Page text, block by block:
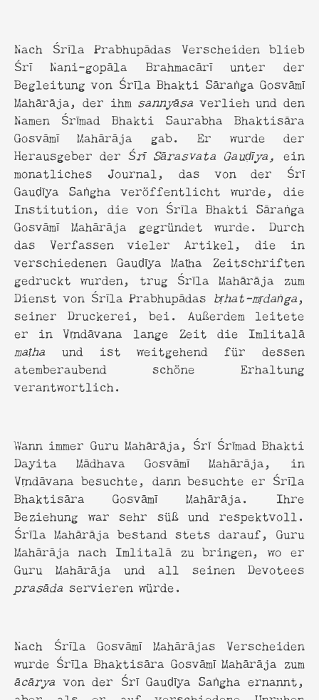
Nach Śrīla Prabhupādas Verscheiden blieb
Śrī Nani-gopāla Brahmacārī unter der
Begleitung von Śrīla Bhakti Sāraṅga Gosvāmī
Mahārāja, der ihm sannyāsaverlieh und den
Namen Śrīmad Bhakti Saurabha Bhaktisāra
Gosvāmī Mahārāja gab. Er wurde der
Herausgeber der Śrī Sārasvata Gauḍīya, ein
monatliches Journal, das von der Śrī
Gauḍīya Saṅgha veröffentlicht wurde, die
Institution, die von Śrīla Bhakti Sāraṅga
Gosvāmī Mahārāja gegründet wurde. Durch
das Verfassen vieler Artikel, die in
verschiedenen Gauḍīya Maṭha Zeitschriften
gedruckt wurden, trug Śrīla Mahārāja zum
Dienst von Śrīla Prabhupādas bṛhat-mṛdaṅga,
seiner Druckerei, bei. Außerdem leitete
er in Vṛndāvana lange Zeit die Imlitalā
maṭhaund ist weitgehend für dessen
atemberaubend schöne Erhaltung
verantwortlich.
Wann immer Guru Mahārāja, Śrī Śrīmad Bhakti
Dayita Mādhava Gosvāmī Mahārāja, in
Vṛndāvana besuchte, dann besuchte er Śrīla
Bhaktisāra Gosvāmī Mahārāja. Ihre
Beziehung war sehr süß und respektvoll.
Śrīla Mahārāja bestand stets darauf, Guru
Mahārāja nach Imlitalā zu bringen, wo er
Guru Mahārāja und all seinen Devotees
prasādaservieren würde.
Nach Śrīla Gosvāmī Mahārājas Verscheiden
wurde Śrīla Bhaktisāra Gosvāmī Mahārāja zum
ācāryavon der Śrī Gauḍīya Saṅgha ernannt,